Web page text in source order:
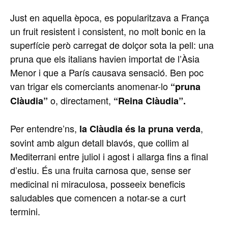
Just en aquella època, es popularitzava a França
un fruit resistent i consistent, no molt bonic en la
superfície però carregat de dolçor sota la pell: una
pruna que els italians havien importat de l’Àsia
Menor i que a París causava sensació. Ben poc
van trigar els comerciants anomenar-lo “pruna
Clàudia” o, directament, “Reina Clàudia”.
Per entendre’ns, la Clàudia és la pruna verda,
sovint amb algun detall blavós, que collim al
Mediterrani entre juliol i agost i allarga fins a final
d’estiu. És una fruita carnosa que, sense ser
medicinal ni miraculosa, posseeix beneficis
saludables que comencen a notar-se a curt
termini.